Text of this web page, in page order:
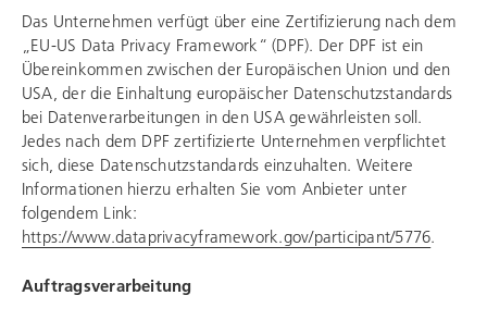
Das Unternehmen verfügt über eine Zertifizierung nach dem
„EU-US Data Privacy Framework“ (DPF). Der DPF ist ein
Übereinkommen zwischen der Europäischen Union und den
USA, der die Einhaltung europäischer Datenschutzstandards
bei Datenverarbeitungen in den USA gewährleisten soll.
Jedes nach dem DPF zertifizierte Unternehmen verpflichtet
sich, diese Datenschutzstandards einzuhalten. Weitere
Informationen hierzu erhalten Sie vom Anbieter unter
folgendem Link:
https://www.dataprivacyframework.gov/participant/5776.
Auftragsverarbeitung